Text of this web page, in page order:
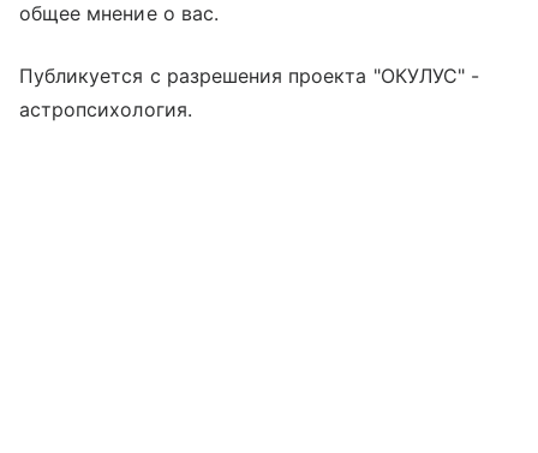
общее мнение о вас.
Публикуется с разрешения проекта "ОКУЛУС" -
астропсихология.